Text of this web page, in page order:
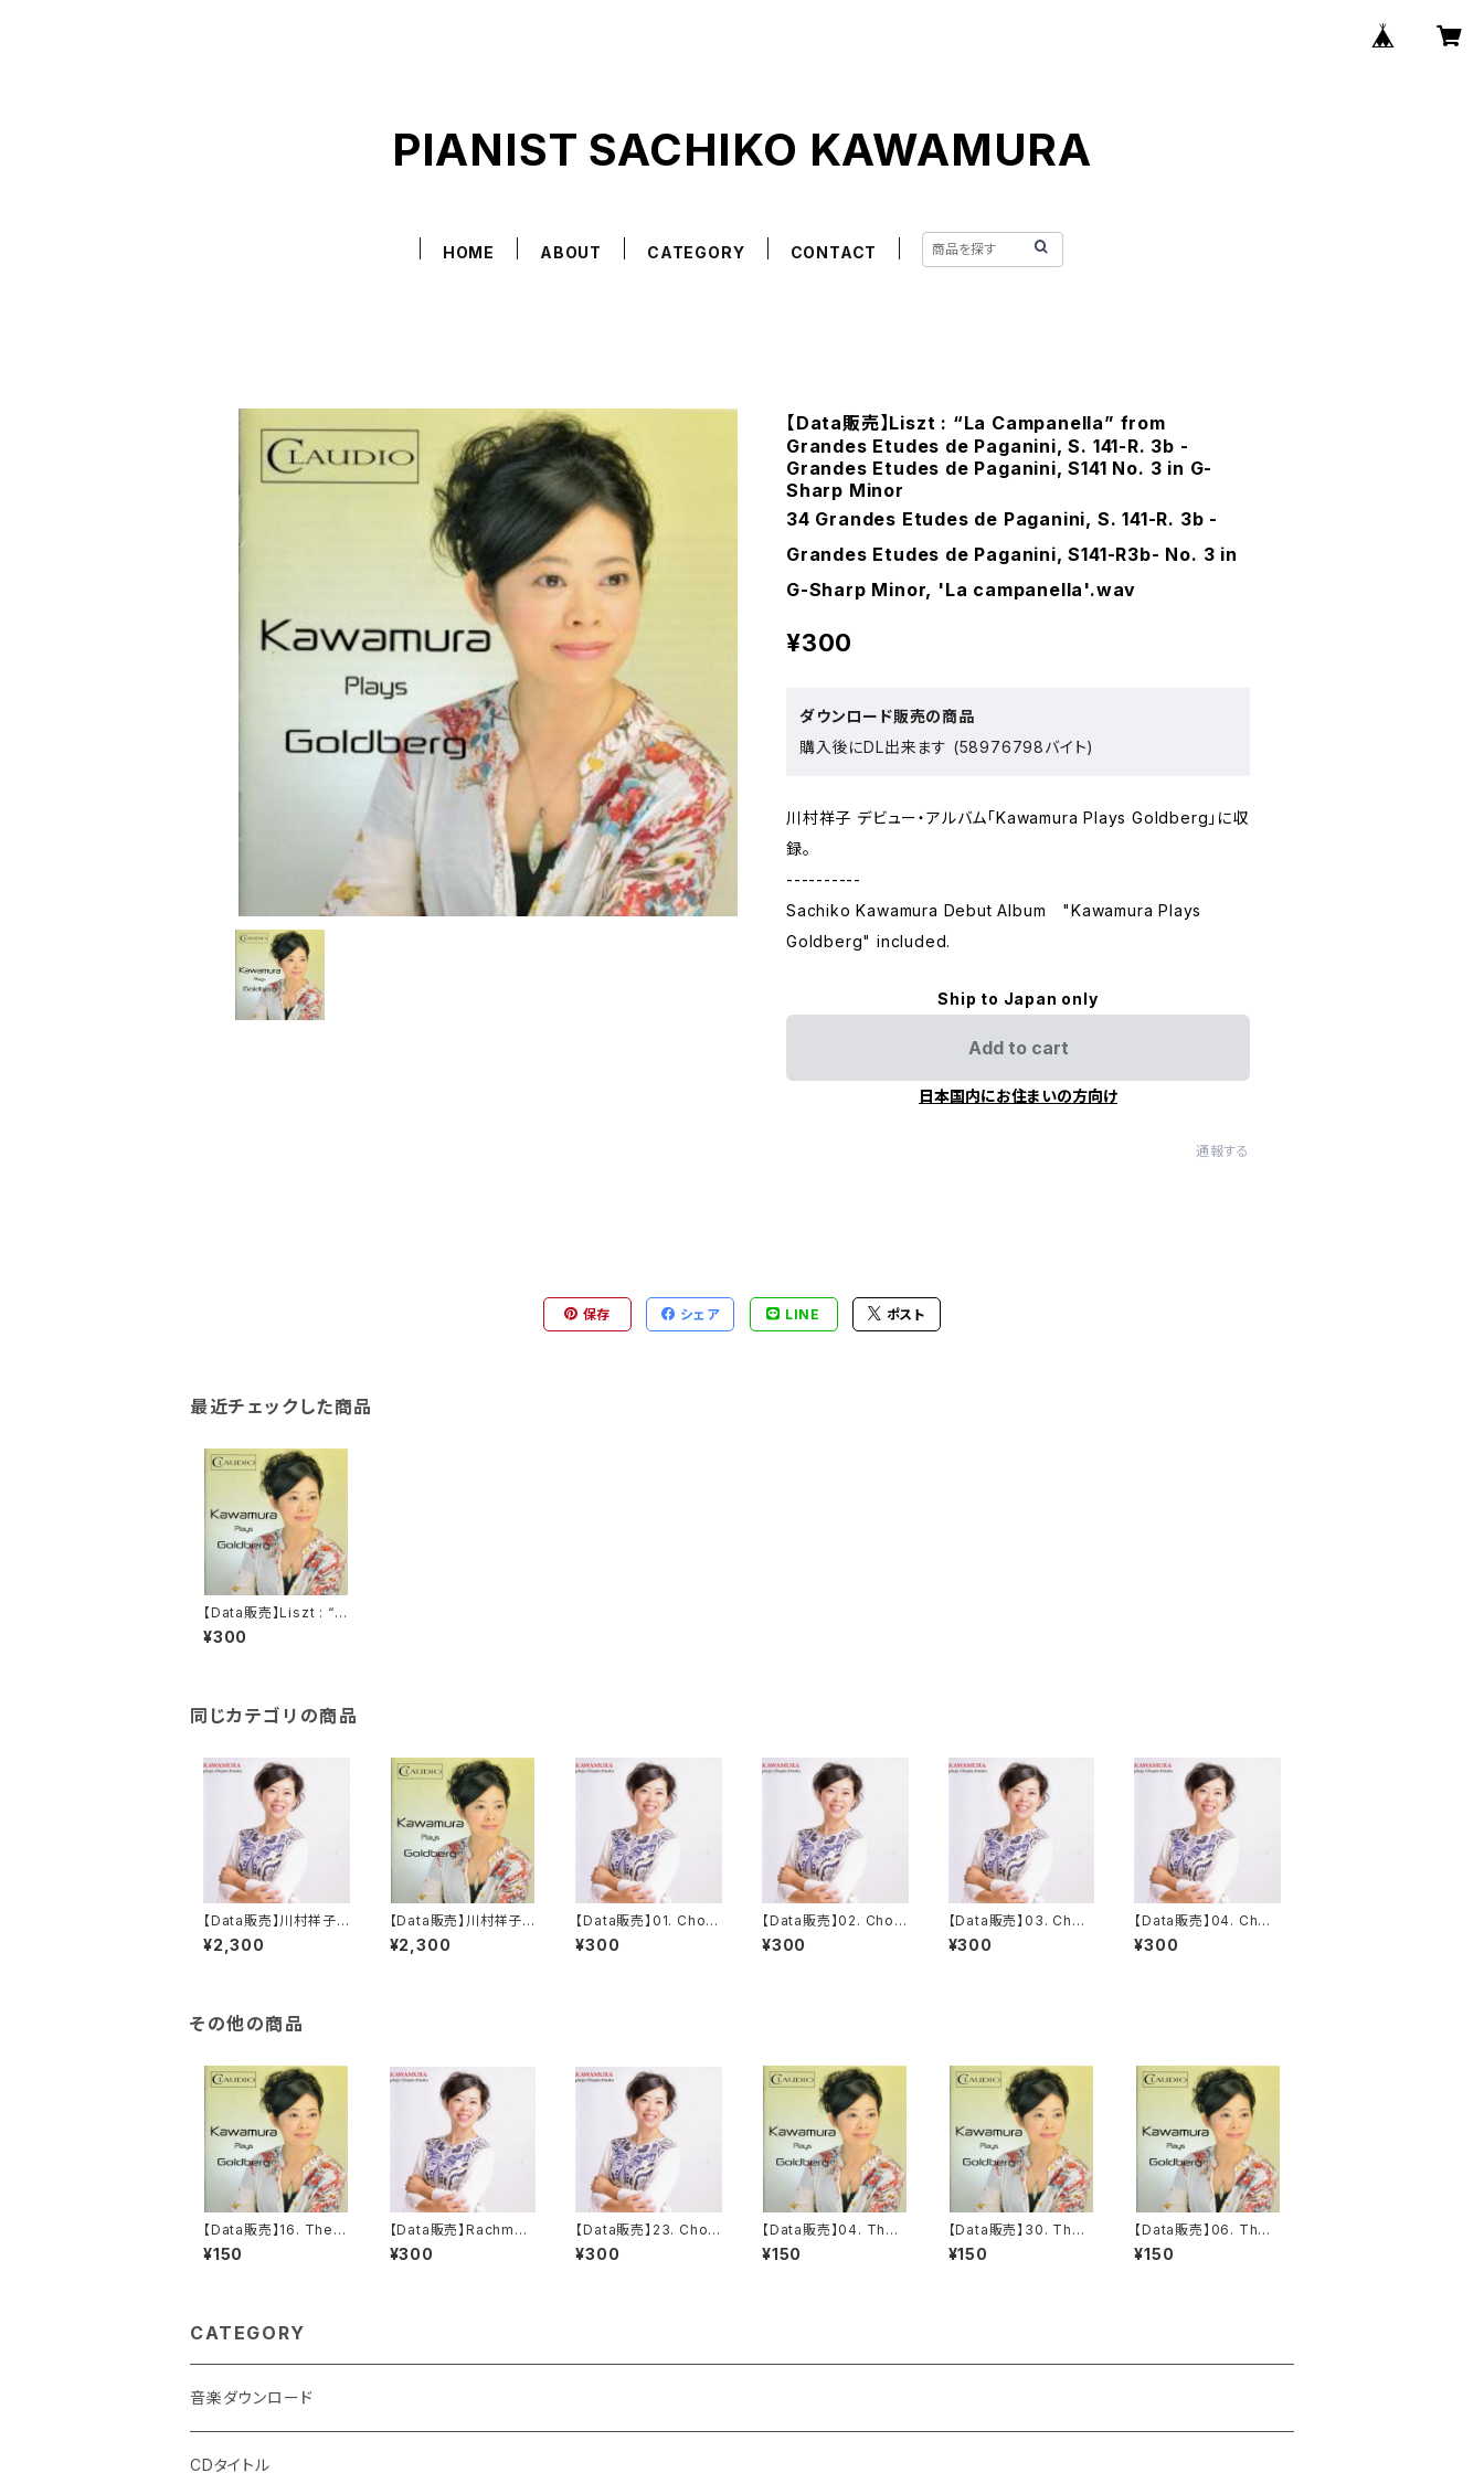
PIANIST SACHIKO KAWAMURA
HOME ABOUT CATEGORY CONTACT
【Data販売】Liszt : “La Campanella” from
Grandes Etudes de Paganini, S. 141-R. 3b -
Grandes Etudes de Paganini, S141 No. 3 in G-
Sharp Minor
34 Grandes Etudes de Paganini, S. 141-R. 3b -
Grandes Etudes de Paganini, S141-R3b- No. 3 in
G-Sharp Minor, 'La campanella'.wav
¥300
ダウンロード販売の商品
購入後にDL出来ます (58976798バイト)
川村祥子 デビュー・アルバム「Kawamura Plays Goldberg」に収
録。
----------
Sachiko Kawamura Debut Album "Kawamura Plays
Goldberg" included.
Ship to Japan only
Add to cart
日本国内にお住まいの方向け
通報する
保存 シェア LINE ポスト
最近チェックした商品
【Data販売】Liszt : “L
a Campanella” from
Grandes Etudes de
No. 3 in G-Sharp Mi
nor
¥300
同じカテゴリの商品
【Data販売】川村祥子
セカンド・アルバム 「KA
WAMURA Plays Cho
¥2,300
【Data販売】川村祥子
デビュー・アルバム 「K
awamura Plays Gol
¥2,300
【Data販売】01. Chopi
n Etude op.10 no.1 i
n C major
¥300
【Data販売】02. Chopi
n Etude op.10 no.2 i
n A minor 'Chromati
¥300
【Data販売】03. Chop
in Etude op.10 no.3
in E major 'Tristess
¥300
【Data販売】04. Chop
in Etude op.10 no.4
in C# minor
¥300
その他の商品
【Data販売】16. The 1
5th Variation from T
he Goldberg Variati
¥150
【Data販売】Rachman
inov “The 18th Varia
tion from the Rhaps
¥300
【Data販売】23. Chopi
n Etude op.25 no.11
in A minor 'Winter W
¥300
【Data販売】04. The
3rd Variation from T
he Goldberg Variati
¥150
【Data販売】30. The 2
9th Variation from T
he Goldberg Variati
¥150
【Data販売】06. The 5
th Variation from Th
e Goldberg Variatio
¥150
CATEGORY
音楽ダウンロード
CDタイトル